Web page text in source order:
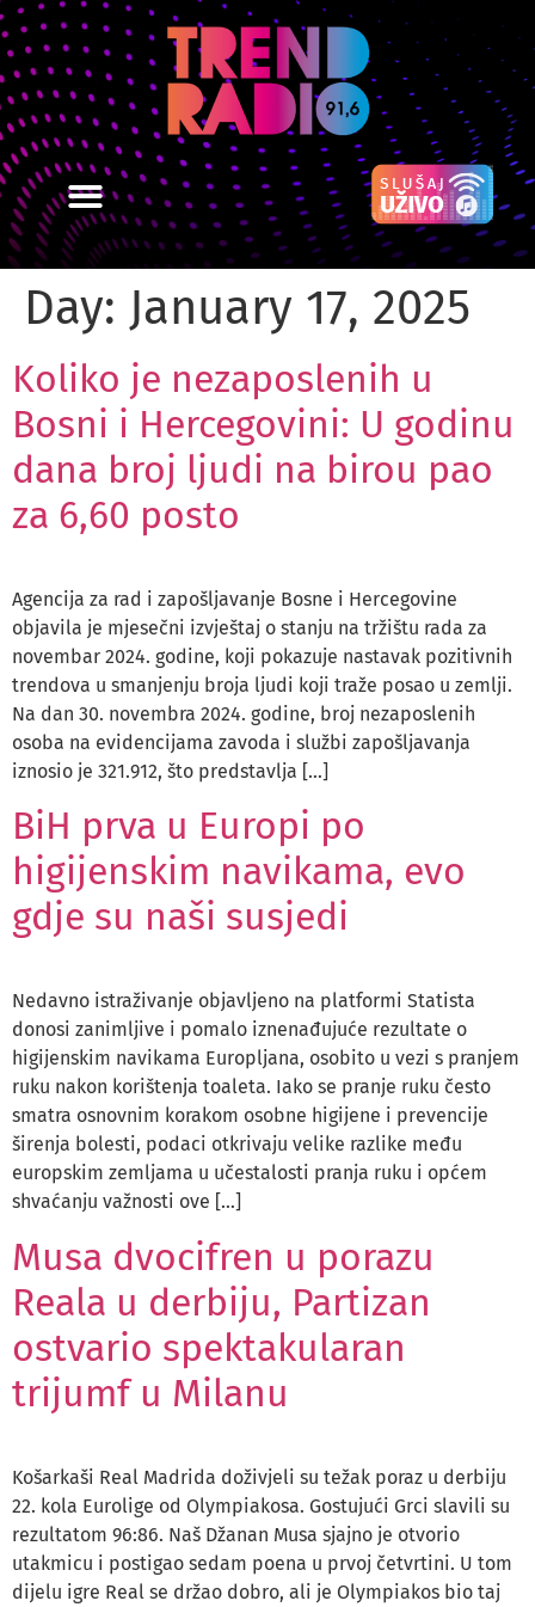
Day: January 17, 2025
Koliko je nezaposlenih u
Bosni i Hercegovini: U godinu
dana broj ljudi na birou pao
za 6,60 posto
Agencija za rad i zapošljavanje Bosne i Hercegovine
objavila je mjesečni izvještaj o stanju na tržištu rada za
novembar 2024. godine, koji pokazuje nastavak pozitivnih
trendova u smanjenju broja ljudi koji traže posao u zemlji.
Na dan 30. novembra 2024. godine, broj nezaposlenih
osoba na evidencijama zavoda i službi zapošljavanja
iznosio je 321.912, što predstavlja […]
BiH prva u Europi po
higijenskim navikama, evo
gdje su naši susjedi
Nedavno istraživanje objavljeno na platformi Statista
donosi zanimljive i pomalo iznenađujuće rezultate o
higijenskim navikama Europljana, osobito u vezi s pranjem
ruku nakon korištenja toaleta. Iako se pranje ruku često
smatra osnovnim korakom osobne higijene i prevencije
širenja bolesti, podaci otkrivaju velike razlike među
europskim zemljama u učestalosti pranja ruku i općem
shvaćanju važnosti ove […]
Musa dvocifren u porazu
Reala u derbiju, Partizan
ostvario spektakularan
trijumf u Milanu
Košarkaši Real Madrida doživjeli su težak poraz u derbiju
22. kola Eurolige od Olympiakosa. Gostujući Grci slavili su
rezultatom 96:86. Naš Džanan Musa sjajno je otvorio
utakmicu i postigao sedam poena u prvoj četvrtini. U tom
dijelu igre Real se držao dobro, ali je Olympiakos bio taj